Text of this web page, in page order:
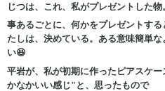
じつは、これ、私がプレゼントした物
事あるごとに、何かをプレゼントす
たしは、決めている。ある意味簡単
い😆
平岩が、私が初期に作ったピアスケ
かなかいい感じ"と、思ったもので